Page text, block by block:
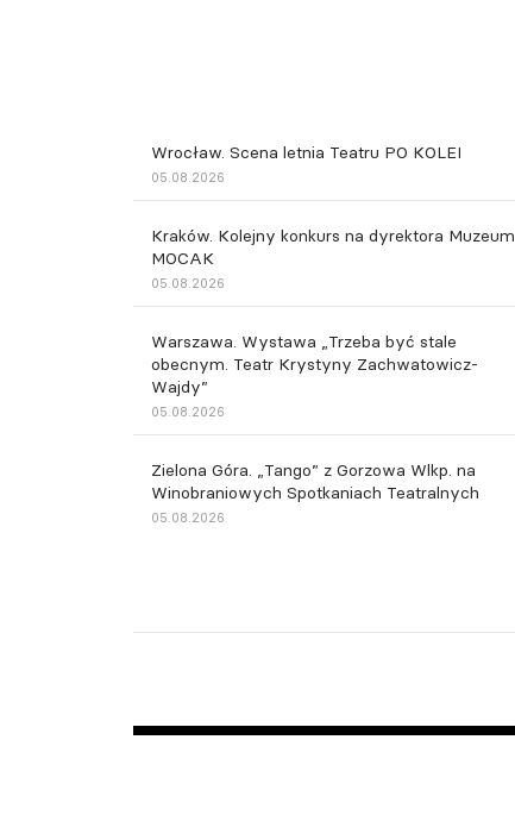
Wrocław. Scena letnia Teatru PO KOLEI
05.08.2026
Kraków. Kolejny konkurs na dyrektora Muzeum
MOCAK
05.08.2026
Warszawa. Wystawa „Trzeba być stale
obecnym. Teatr Krystyny Zachwatowicz-
Wajdy”
05.08.2026
Zielona Góra. „Tango” z Gorzowa Wlkp. na
Winobraniowych Spotkaniach Teatralnych
05.08.2026